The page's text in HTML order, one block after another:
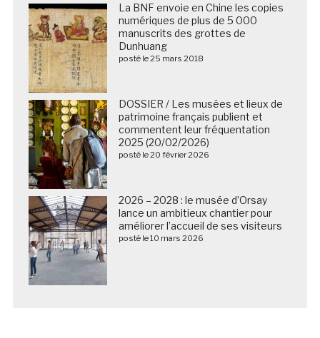
La BNF envoie en Chine les copies
numériques de plus de 5 000
manuscrits des grottes de
Dunhuang
posté le 25 mars 2018
DOSSIER / Les musées et lieux de
patrimoine français publient et
commentent leur fréquentation
2025 (20/02/2026)
posté le 20 février 2026
2026 – 2028 : le musée d’Orsay
lance un ambitieux chantier pour
améliorer l’accueil de ses visiteurs
posté le 10 mars 2026